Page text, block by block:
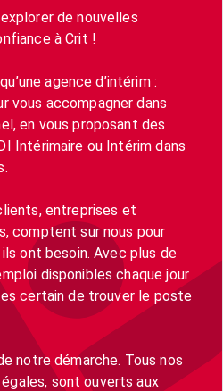
de nouvelles
à Crit !
agence d’intérim :
vous accompagner dans
en vous proposant des
Intérimaire ou Intérim dans
entreprises et
comptent sur nous pour
ont besoin. Avec plus de
disponibles chaque jour
certain de trouver le poste
notre démarche. Tous nos
sont ouverts aux